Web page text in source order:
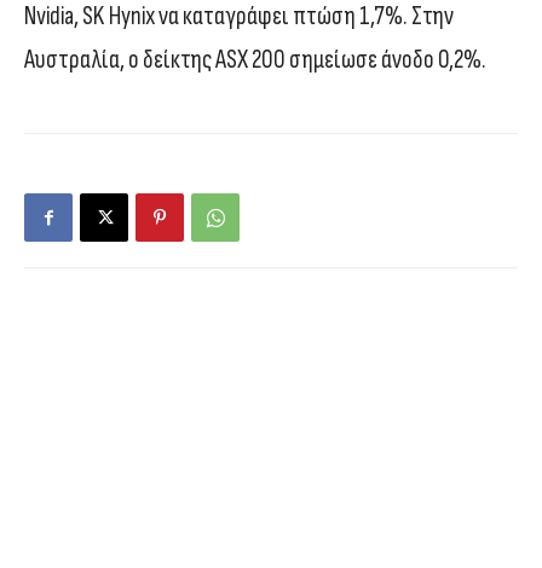
Nvidia, SK Hynix να καταγράφει πτώση 1,7%. Στην
Αυστραλία, ο δείκτης ASX 200 σημείωσε άνοδο 0,2%.